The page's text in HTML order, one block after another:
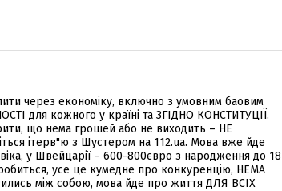
через економіку, включно з умовним баовим
для кожного у країні та ЗГІДНО КОНСТИТУЦІЇ.
що нема грошей або не виходить – НЕ
ітерв"ю з Шустером на 112.ua. Мова вже йде
у Швейцарії – 600-800євро з народження до 18
усе це кумедне про конкуренцію, НЕМА
між собою, мова йде про життя ДЛЯ ВСІХ